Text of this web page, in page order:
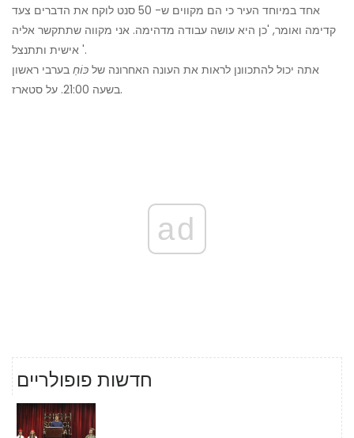
אחד במיוחד העיר כי הם מקווים ש- 50 סנט לוקח את הדברים צעד
קדימה ואומר, 'כן היא עושה עבודה מדהימה. אני מקווה שתתקשר אליה
אישית ותתנצל '.
אתה יכול להתכוונן לראות את העונה האחרונה של כּוֹחַ בערבי ראשון
בשעה 21:00. על סטארז.
ad
חדשות פופולריים